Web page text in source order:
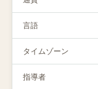
言語
タイムゾーン
指導者